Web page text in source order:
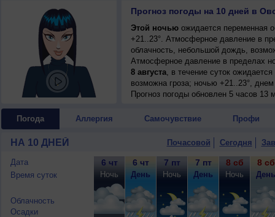
Прогноз погоды на 10 дней в
Этой ночьюожидается переменная
+21..23°. Атмосферное давление в
облачность, небольшой дождь,
Атмосферное давление в пределах
8 августа, в течение суток
возможна гроза; ночью +21..23°,
9 августа, в течение суток
10 августа, ожидается переменная
Прогноз погоды обновлен 5 часов 13
Погода Аллергия Самочувствие Профи
НА 10 ДНЕЙ Почасовой Сегодня
Дата
Время суток
Облачность
Осадки
6 чт
Ночь
6 чт
День
7 пт
Ночь
7 пт
День
8 сб
Ночь
8 сб
День